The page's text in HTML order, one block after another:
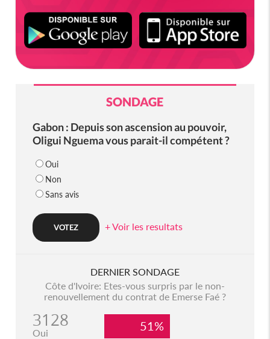
SONDAGE
Gabon : Depuis son ascension au pouvoir,
Oligui Nguema vous parait-il compétent ?
Oui
Non
Sans avis
+ Voir les resultats
DERNIER SONDAGE
Côte d'Ivoire: Etes-vous surpris par le non-
renouvellement du contrat de Emerse Faé ?
3128
Oui 51%